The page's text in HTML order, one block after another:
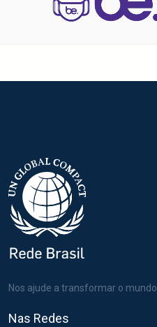
Nos ajude a transformar o
Nas Redes